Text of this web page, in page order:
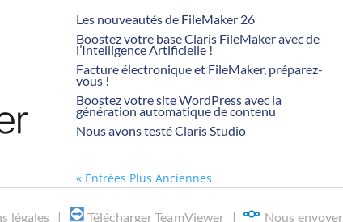
Les nouveautés de FileMaker 26
Boostez votre base Claris FileMaker avec de
l’Intelligence Artificielle !
Facture électronique et FileMaker, préparez-
vous !
Boostez votre site WordPress avec la
génération automatique de contenu
Nous avons testé Claris Studio
« Entrées Plus Anciennes
légales | Télécharger TeamViewer | Nous